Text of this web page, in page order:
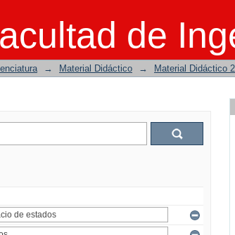
de
→ Material Didáctico → Material Didáctico